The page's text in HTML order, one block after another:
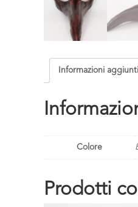
Informazioni
Colore
Prodotti